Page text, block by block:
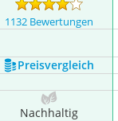
1132 Bewertungen
Preis­vergleich
Nachhaltig